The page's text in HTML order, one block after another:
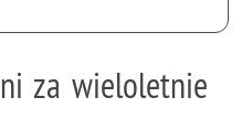
za wieloletnie